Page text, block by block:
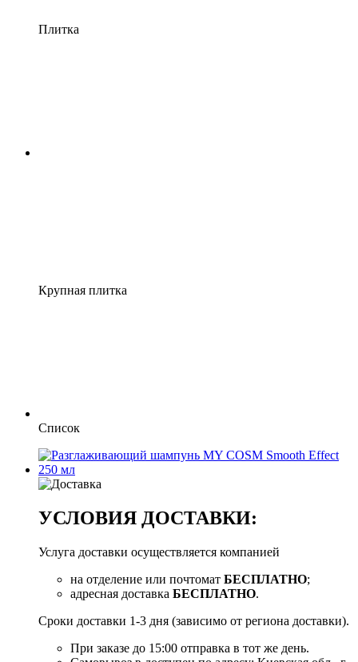
Плитка
Крупная плитка
Список
УСЛОВИЯ ДОСТАВКИ:
Услуга доставки осуществляется компанией
на отделение или почтомат БЕСПЛАТНО;
адресная доставка БЕСПЛАТНО.
Сроки доставки 1-3 дня (зависимо от региона доставки).
При заказе до 15:00 отправка в тот же день.